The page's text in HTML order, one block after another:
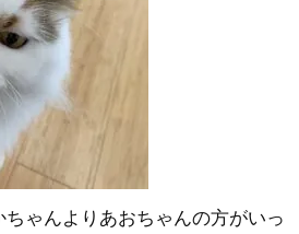
ゃんよりあおちゃんの方がいっ